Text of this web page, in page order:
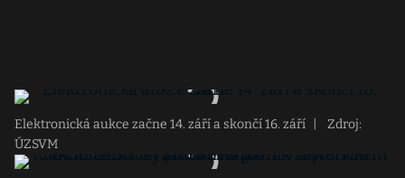
Elektronická aukce začne 14. září a skončí 16. září
Zdroj:
ÚZSVM